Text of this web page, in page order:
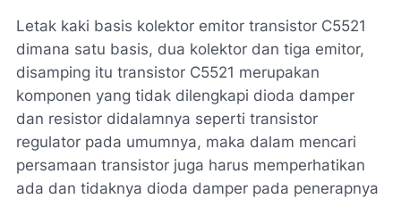
Letak kaki basis kolektor emitor transistor C5521
dimana satu basis, dua kolektor dan tiga emitor,
disamping itu transistor C5521 merupakan
komponen yang tidak dilengkapi dioda damper
dan resistor didalamnya seperti transistor
regulator pada umumnya, maka dalam mencari
persamaan transistor juga harus memperhatikan
ada dan tidaknya dioda damper pada penerapnya